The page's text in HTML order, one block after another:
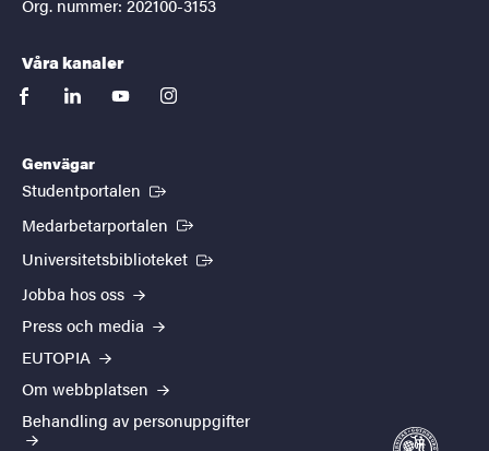
Org. nummer: 202100-3153
Våra kanaler
facebooklinkedinyoutubeinstagram
Genvägar
Studentportalen (Extern länk)
Medarbetarportalen (Extern länk)
Universitetsbiblioteket (Extern länk)
Jobba hos oss
Press och media
EUTOPIA
Om webbplatsen
Behandling av personuppgifter